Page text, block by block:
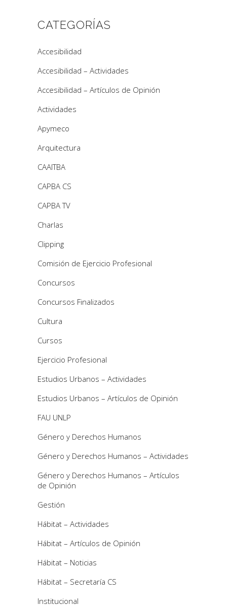
CATEGORÍAS
Accesibilidad
Accesibilidad – Actividades
Accesibilidad – Artículos de Opinión
Actividades
Apymeco
Arquitectura
CAAITBA
CAPBA CS
CAPBA TV
Charlas
Clipping
Comisión de Ejercicio Profesional
Concursos
Concursos Finalizados
Cultura
Cursos
Ejercicio Profesional
Estudios Urbanos – Actividades
Estudios Urbanos – Artículos de Opinión
FAU UNLP
Género y Derechos Humanos
Género y Derechos Humanos – Actividades
Género y Derechos Humanos – Artículos
de Opinión
Gestión
Hábitat – Actividades
Hábitat – Artículos de Opinión
Hábitat – Noticias
Hábitat – Secretaría CS
Institucional